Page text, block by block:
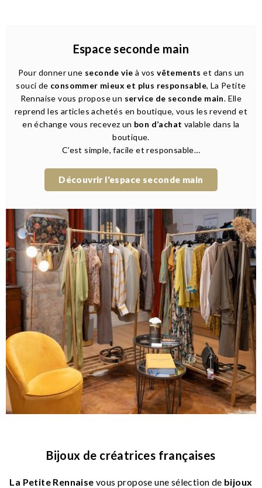
Espace seconde main
Pour donner une seconde vie à vosvêtements et dans un
souci de consommer mieux et plus responsable, La Petite
Rennaise vous propose un service de seconde main. Elle
reprend les articles achetés en boutique, vous les revend et
en échange vous recevez un bon d’achat valable dans la
boutique.
C’est simple, facile et responsable…
Découvrir l'espace seconde main
Bijoux de créatrices françaises
La Petite Rennaise vous propose une sélection de bijoux